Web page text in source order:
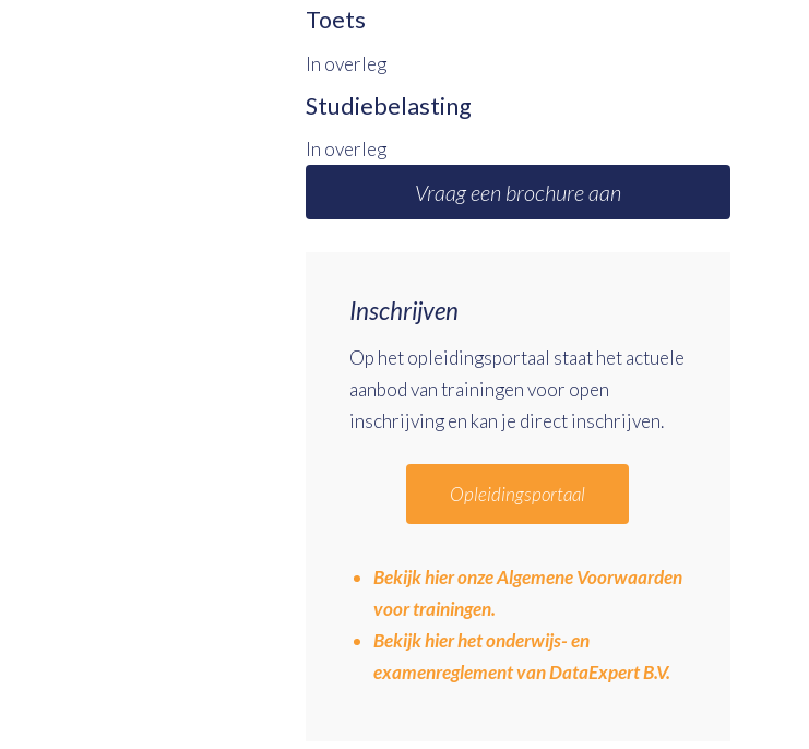
Toets
In overleg
Studiebelasting
In overleg
Vraag een brochure aan
Inschrijven
Op het opleidingsportaal staat het actuele
aanbod van trainingen voor open
inschrijving en kan je direct inschrijven.
Opleidingsportaal
Bekijk hier onze Algemene Voorwaarden
voor trainingen.
Bekijk hier het onderwijs- en
examenreglement van DataExpert B.V.